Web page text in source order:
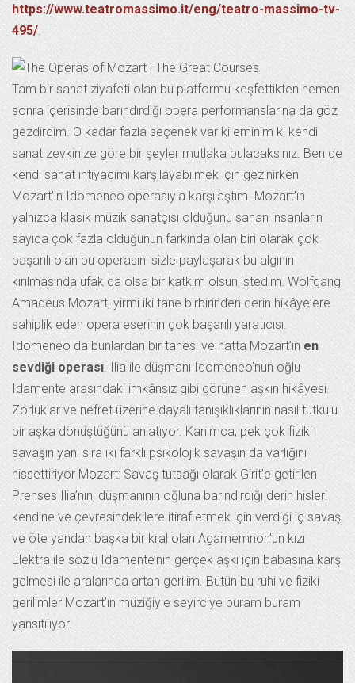
https://www.teatromassimo.it/eng/teatro-massimo-tv-
495/
Tam bir sanat ziyafeti olan bu platformu keşfettikten hemen
sonra içerisinde barındırdığı opera performanslarına da göz
gezdirdim. O kadar fazla seçenek var ki eminim ki kendi
sanat zevkinize göre bir şeyler mutlaka bulacaksınız. Ben de
kendi sanat ihtiyacımı karşılayabilmek için gezinirken
Mozart’ın Idomeneo operasıyla karşılaştım. Mozart’ın
yalnızca klasik müzik sanatçısı olduğunu sanan insanların
sayıca çok fazla olduğunun farkında olan biri olarak çok
başarılı olan bu operasını sizle paylaşarak bu algının
kırılmasında ufak da olsa bir katkım olsun istedim. Wolfgang
Amadeus Mozart, yirmi iki tane birbirinden derin hikâyelere
sahiplik eden opera eserinin çok başarılı yaratıcısı.
Idomeneo da bunlardan bir tanesi ve hatta Mozart’ın en
sevdiği operası . Ilia ile düşmanı Idomeneo’nun oğlu
Idamente arasındaki imkânsız gibi görünen aşkın hikâyesi.
Zorluklar ve nefret üzerine dayalı tanışıklıklarının nasıl tutkulu
bir aşka dönüştüğünü anlatıyor. Kanımca, pek çok fiziki
savaşın yanı sıra iki farklı psikolojik savaşın da varlığını
hissettiriyor Mozart: Savaş tutsağı olarak Girit’e getirilen
Prenses Ilia’nın, düşmanının oğluna barındırdığı derin hisleri
kendine ve çevresindekilere itiraf etmek için verdiği iç savaş
ve öte yandan başka bir kral olan Agamemnon’un kızı
Elektra ile sözlü Idamente’nin gerçek aşkı için babasına karşı
gelmesi ile aralarında artan gerilim. Bütün bu ruhi ve fiziki
gerilimler Mozart’ın müziğiyle seyirciye buram buram
yansıtılıyor.